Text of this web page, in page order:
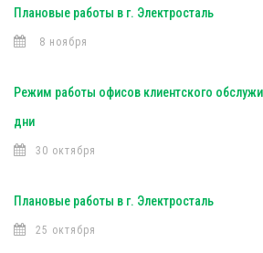
Плановые работы в г. Электросталь
8 ноября
Режим работы офисов клиентского
дни
30 октября
Плановые работы в г. Электросталь
25 октября